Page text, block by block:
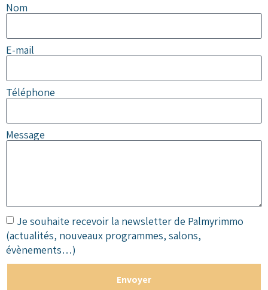
Nom
E-mail
Téléphone
Message
Je souhaite recevoir la newsletter de Palmyrimmo
(actualités, nouveaux programmes, salons,
évènements…)
Envoyer